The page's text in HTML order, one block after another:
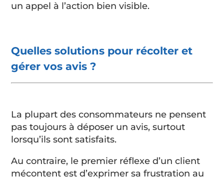
un appel à l’action bien visible.
Quelles solutions pour récolter et
gérer vos avis ?
La plupart des consommateurs ne pensent
pas toujours à déposer un avis, surtout
lorsqu’ils sont satisfaits.
Au contraire, le premier réflexe d’un client
mécontent est d’exprimer sa frustration au